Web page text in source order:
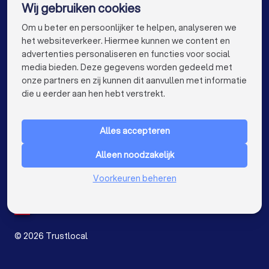
Zonwering specialisten in Gent
Zonwering specialisten in Brugge
Zonwering specialisten in Leuven
Zonwering specialisten in Aalst
Zonwering specialisten in Kortrijk
Zonwering specialisten in Hasselt
Zonwering specialisten in Sint-Niklaas
VOOR PARTICULIEREN keyboard_arrow_down
Nederland
© 2026 Trustlocal
Wij gebruiken cookies
Om u beter en persoonlijker te helpen, analyseren we
het websiteverkeer. Hiermee kunnen we content en
advertenties personaliseren en functies voor social
media bieden. Deze gegevens worden gedeeld met
onze partners en zij kunnen dit aanvullen met informatie
die u eerder aan hen hebt verstrekt.
Alles accepteren
Alleen noodzakelijk
Voorkeuren beheren